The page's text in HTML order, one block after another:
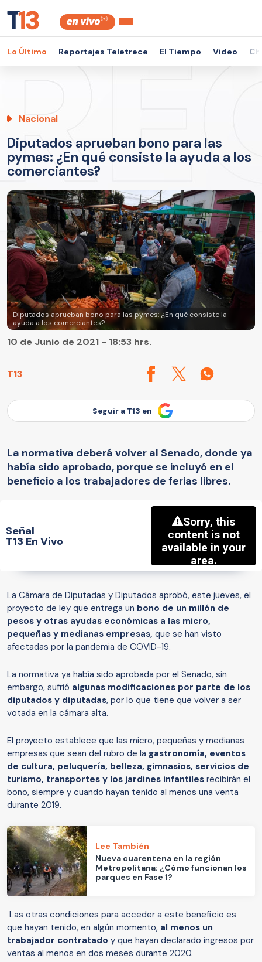
Lo Último Reportajes Teletrece El Tiempo Video
Nacional
Diputados aprueban bono para las
pymes: ¿En qué consiste la ayuda a los
comerciantes?
Diputados aprueban bono para las pymes: ¿En qué consiste la
ayuda a los comerciantes?
T13
10 de Junio de 2021 - 18:53 hrs.
Seguir a T13 en
La normativa deberá volver al Senado, donde ya
había sido aprobado, porque se incluyó en el
beneficio a los trabajadores de ferias libres.
Señal
T13 En Vivo
La Cámara de Diputadas y Diputados aprobó, este jueves, el
proyecto de ley que entrega un bono de un millón de
pesos y otras ayudas económicas a las micro,
pequeñas y medianas empresas, que se han visto
afectadas por la pandemia de COVID-19.
La normativa ya había sido aprobada por el Senado, sin
embargo, sufrió algunas modificaciones por parte de los
diputados y diputadas, por lo que tiene que volver a ser
votada en la cámara alta.
El proyecto establece que las micro, pequeñas y medianas
empresas que sean del rubro de la gastronomía, eventos
de cultura, peluquería, belleza, gimnasios, servicios de
turismo, transportes y los jardines infantiles recibirán el
bono, siempre y cuando hayan tenido al menos una venta
durante 2019.
Lee También
Nueva cuarentena en la región
Metropolitana: ¿Cómo funcionan los
parques en Fase 1?
Las otras condiciones para acceder a este beneficio es
que hayan tenido, en algún momento, al menos un
trabajador contratado y que hayan declarado ingresos por
ventas al menos en dos meses durante 2020.